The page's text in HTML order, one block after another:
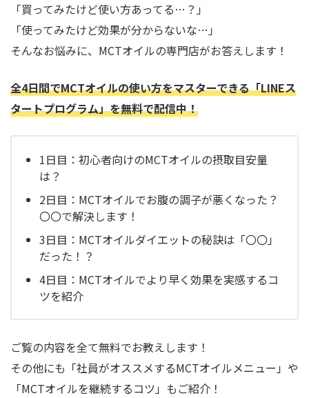
「買ってみたけど使い方あってる…？」
「使ってみたけど効果が分からないな…」
そんなお悩みに、MCTオイルの専門店がお答えします！
全4日間でMCTオイルの使い方をマスターできる「LINEス
タートプログラム」を無料で配信中！
1日目：初心者向けのMCTオイルの摂取目安量
は？
2日目：MCTオイルでお腹の調子が悪くなった？
〇〇で解決します！
3日目：MCTオイルダイエットの秘訣は「〇〇」
だった！？
4日目：MCTオイルでより早く効果を実感するコ
ツを紹介
ご覧の内容を全て無料でお教えします！
その他にも「社員がオススメするMCTオイルメニュー」や
「MCTオイルを継続するコツ」もご紹介！